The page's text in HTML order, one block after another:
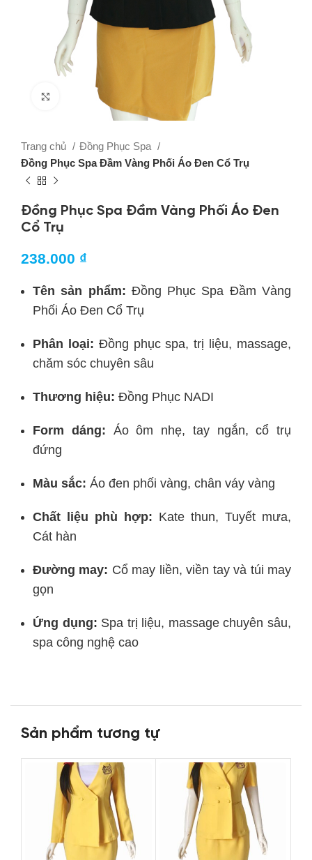
Click to enlarge
Trang chủ
Đồng Phục Spa
Đồng Phục Spa Đầm Vàng Phối Áo Đen Cổ Trụ
Đồng Phục Spa Đầm Vàng Phối Áo Đen
Cổ Trụ
238.000 ₫
Tên sản phẩm: Đồng Phục Spa Đầm Vàng
Phối Áo Đen Cổ Trụ
Phân loại: Đồng phục spa, trị liệu, massage,
chăm sóc chuyên sâu
Thương hiệu: Đồng Phục NADI
Form dáng: Áo ôm nhẹ, tay ngắn, cổ trụ
đứng
Màu sắc: Áo đen phối vàng, chân váy vàng
Chất liệu phù hợp: Kate thun, Tuyết mưa,
Cát hàn
Đường may: Cổ may liền, viền tay và túi may
gọn
Ứng dụng: Spa trị liệu, massage chuyên sâu,
spa công nghệ cao
Sản phẩm tương tự